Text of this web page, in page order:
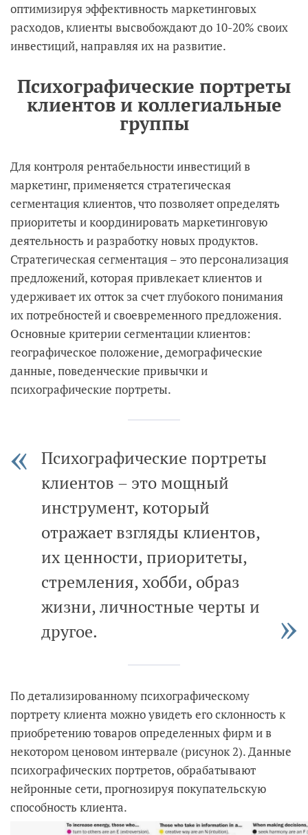
оптимизируя эффективность маркетинговых
расходов, клиенты высвобождают до 10-20% своих
инвестиций, направляя их на развитие.
Психографические портреты
клиентов и коллегиальные
группы
Для контроля рентабельности инвестиций в
маркетинг, применяется стратегическая
сегментация клиентов, что позволяет определять
приоритеты и координировать маркетинговую
деятельность и разработку новых продуктов.
Стратегическая сегментация – это персонализация
предложений, которая привлекает клиентов и
удерживает их отток за счет глубокого понимания
их потребностей и своевременного предложения.
Основные критерии сегментации клиентов:
географическое положение, демографические
данные, поведенческие привычки и
психографические портреты.
Психографические портреты
клиентов – это мощный
инструмент, который
отражает взгляды клиентов,
их ценности, приоритеты,
стремления, хобби, образ
жизни, личностные черты и
другое.
По детализированному психографическому
портрету клиента можно увидеть его склонность к
приобретению товаров определенных фирм и в
некотором ценовом интервале (рисунок 2). Данные
психографических портретов, обрабатывают
нейронные сети, прогнозируя покупательскую
способность клиента.